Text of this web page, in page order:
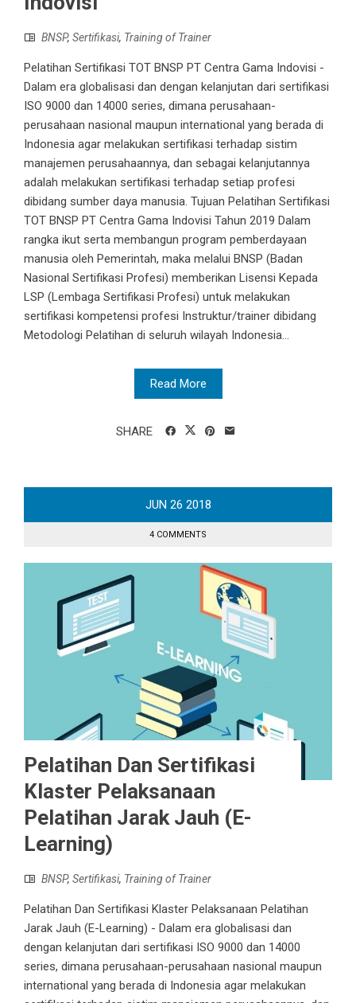
BNSP, Sertifikasi, Training of Trainer
Pelatihan Sertifikasi TOT BNSP PT Centra Gama Indovisi -
Dalam era globalisasi dan dengan kelanjutan dari sertifikasi
ISO 9000 dan 14000 series, dimana perusahaan-
perusahaan nasional maupun international yang berada di
Indonesia agar melakukan sertifikasi terhadap sistim
manajemen perusahaannya, dan sebagai kelanjutannya
adalah melakukan sertifikasi terhadap setiap profesi
dibidang sumber daya manusia. Tujuan Pelatihan Sertifikasi
TOT BNSP PT Centra Gama Indovisi Tahun 2019 Dalam
rangka ikut serta membangun program pemberdayaan
manusia oleh Pemerintah, maka melalui BNSP (Badan
Nasional Sertifikasi Profesi) memberikan Lisensi Kepada
LSP (Lembaga Sertifikasi Profesi) untuk melakukan
sertifikasi kompetensi profesi Instruktur/trainer dibidang
Metodologi Pelatihan di seluruh wilayah Indonesia...
Read More
SHARE
JUN 26 2018
4 COMMENTS
Pelatihan Dan Sertifikasi
Klaster Pelaksanaan
Pelatihan Jarak Jauh (E-
Learning)
BNSP, Sertifikasi, Training of Trainer
Pelatihan Dan Sertifikasi Klaster Pelaksanaan Pelatihan
Jarak Jauh (E-Learning) - Dalam era globalisasi dan
dengan kelanjutan dari sertifikasi ISO 9000 dan 14000
series, dimana perusahaan-perusahaan nasional maupun
international yang berada di Indonesia agar melakukan